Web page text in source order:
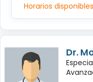
Horarios disponibles
Dr.